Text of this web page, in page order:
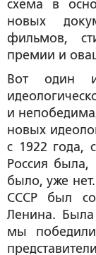
схема в
новых
фильмов,
премии и
Вот один
и
новых
с 1922 года,
Россия была,
было, уже
СССР был
Ленина. Была
мы